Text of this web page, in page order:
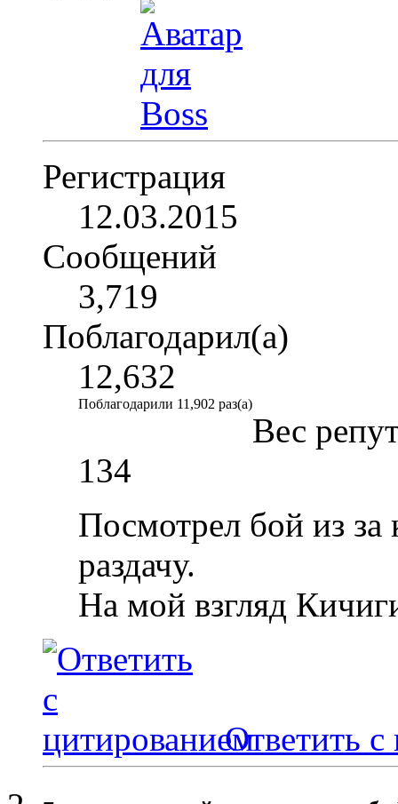
Регистрация
12.03.2015
Сообщений
3,719
Поблагодарил(а)
12,632
Поблагодарили 11,902 раз(а)
Вес
134
Посмотрел бой из за
раздачу.
На мой взгляд
Ответить с